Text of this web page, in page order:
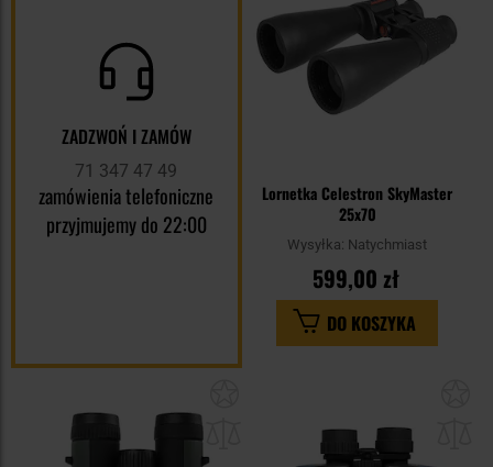
ZADZWOŃ I ZAMÓW
71 347 47 49
zamówienia telefoniczne
przyjmujemy do 22:00
Lornetka Celestron SkyMaster
25x70
Wysyłka: Natychmiast
599,00 zł
DO KOSZYKA